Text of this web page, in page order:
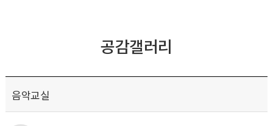
공감갤러리
음악교실